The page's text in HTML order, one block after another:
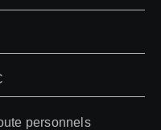
personnels